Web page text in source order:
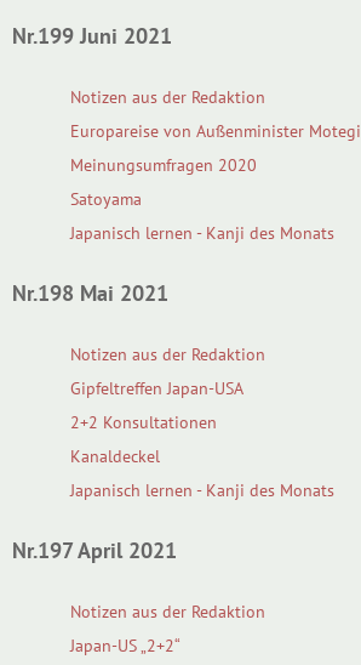
Nr.199 Juni 2021
Notizen aus der Redaktion
Europareise von Außenminister Motegi
Meinungsumfragen 2020
Satoyama
Japanisch lernen - Kanji des Monats
Nr.198 Mai 2021
Notizen aus der Redaktion
Gipfeltreffen Japan-USA
2+2 Konsultationen
Kanaldeckel
Japanisch lernen - Kanji des Monats
Nr.197 April 2021
Notizen aus der Redaktion
Japan-US „2+2“